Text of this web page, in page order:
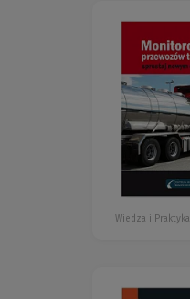
Wiedza i Praktyka